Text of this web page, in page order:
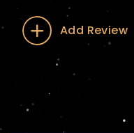
Add Review